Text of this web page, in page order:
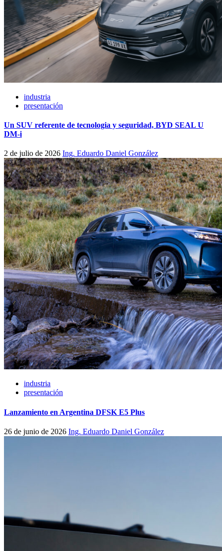
industria
presentación
Un SUV referente de tecnologia y seguridad, BYD SEAL U
DM-i
2 de julio de 2026 Ing. Eduardo Daniel González
industria
presentación
Lanzamiento en Argentina DFSK E5 Plus
26 de junio de 2026 Ing. Eduardo Daniel González